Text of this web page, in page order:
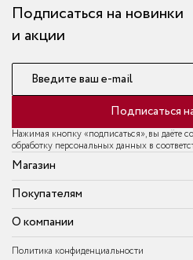
Подписаться на новинки
и акции
Введите ваш e-mail
Подписаться
Нажимая кнопку «подписаться», вы даёте
обработку персональных данных в
Магазин
Покупателям
О компании
Политика конфиденциальности